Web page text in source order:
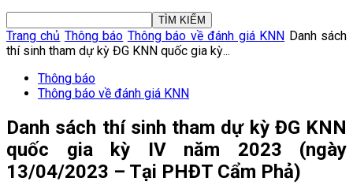
Trang chủ Thông báo Thông báo về đánh giá KNN Danh sách
thí sinh tham dự kỳ ĐG KNN quốc gia kỳ...
Thông báo
Thông báo về đánh giá KNN
Danh sách thí sinh tham dự kỳ ĐG KNN
quốc gia kỳ IV năm 2023 (ngày
13/04/2023 – Tại PHĐT Cẩm Phả)